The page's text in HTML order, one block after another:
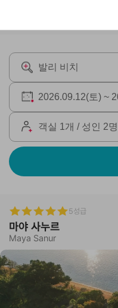
5성급
마야 사누르
Maya Sanur